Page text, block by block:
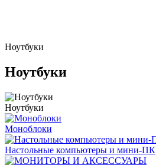
Ноутбуки
Ноутбуки
Ноутбуки
Моноблоки
Настольные компьютеры и мини-ПК